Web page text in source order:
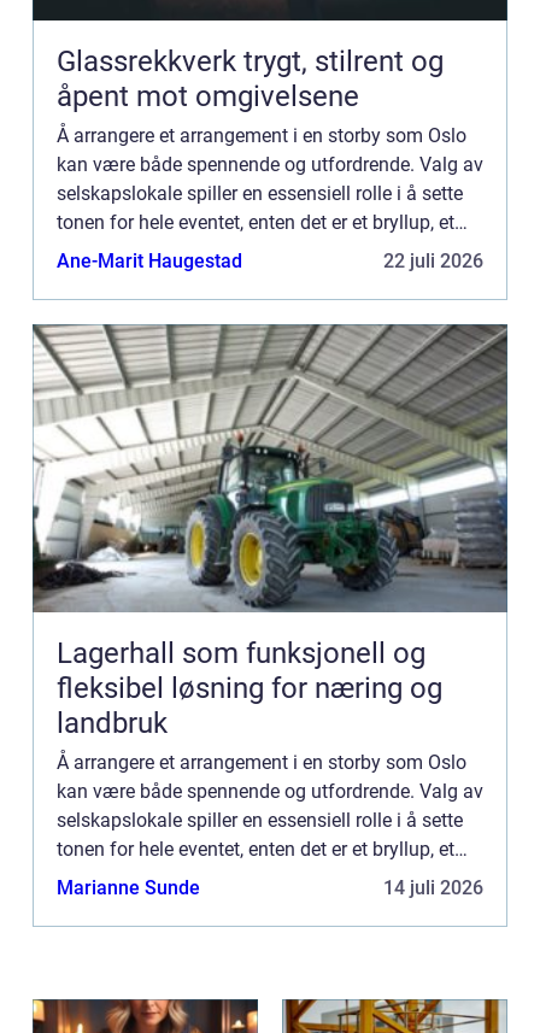
Glassrekkverk trygt, stilrent og
åpent mot omgivelsene
Å arrangere et arrangement i en storby som Oslo
kan være både spennende og utfordrende. Valg av
selskapslokale spiller en essensiell rolle i å sette
tonen for hele eventet, enten det er et bryllup, et
jubileum, en firmabilder ...
Ane-Marit Haugestad 22 juli 2026
Lagerhall som funksjonell og
fleksibel løsning for næring og
landbruk
Å arrangere et arrangement i en storby som Oslo
kan være både spennende og utfordrende. Valg av
selskapslokale spiller en essensiell rolle i å sette
tonen for hele eventet, enten det er et bryllup, et
jubileum, en firmabilder ...
Marianne Sunde 14 juli 2026